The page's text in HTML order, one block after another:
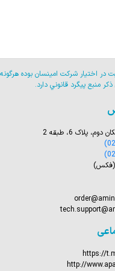
اختيار شركت امينسان بوده هرگونه
منبع پيگرد قانوني دارد.
پلاک 6، طبقه 2
https://
http://